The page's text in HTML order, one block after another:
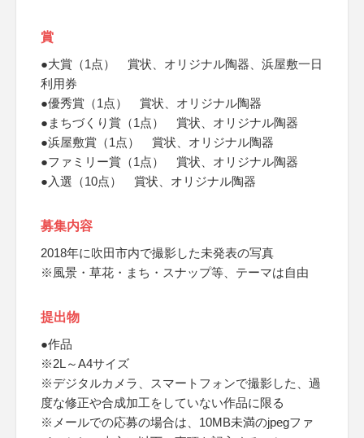
賞
●大賞（1点） 賞状、オリジナル陶器、浜屋敷一日
利用券
●優秀賞（1点） 賞状、オリジナル陶器
●まちづくり賞（1点） 賞状、オリジナル陶器
●浜屋敷賞（1点） 賞状、オリジナル陶器
●ファミリー賞（1点） 賞状、オリジナル陶器
●入選（10点） 賞状、オリジナル陶器
募集内容
2018年に吹田市内で撮影した未発表の写真
※風景・草花・まち・スナップ等、テーマは自由
提出物
●作品
※2L～A4サイズ
※デジタルカメラ、スマートフォンで撮影した、過
度な修正や合成加工をしていない作品に限る
※メールでの応募の場合は、10MB未満のjpegファ